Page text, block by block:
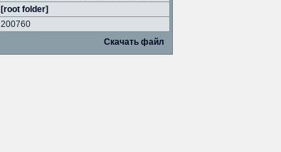
[root folder]
200760
Скачать файл